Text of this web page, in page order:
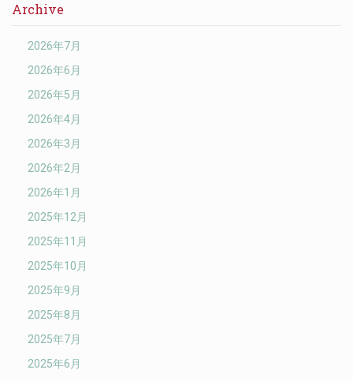
Archive
2026年7月
2026年6月
2026年5月
2026年4月
2026年3月
2026年2月
2026年1月
2025年12月
2025年11月
2025年10月
2025年9月
2025年8月
2025年7月
2025年6月